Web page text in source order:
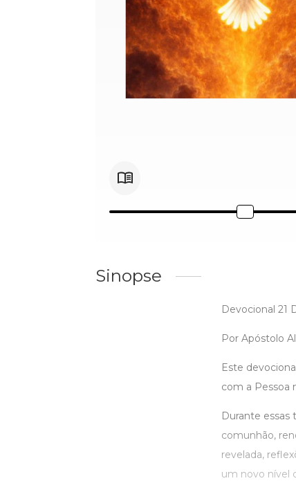
Sinopse
Devocional 21
Por Apóstolo
Este
com a Pessoa
Durante
comunhão,
revelada,
um novo nível